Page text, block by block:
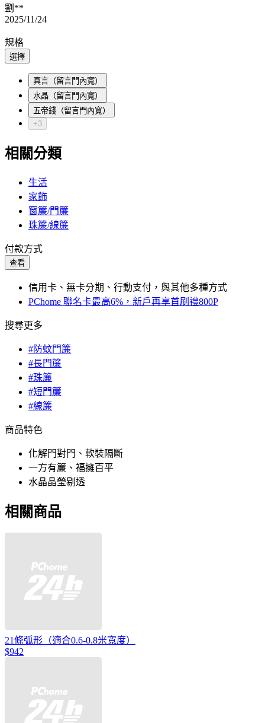
劉**
2025/11/24
規格
選擇
真言（留言門內寬）
水晶（留言門內寬）
五帝錢（留言門內寬）
+3
相關分類
生活
家飾
窗簾/門簾
珠簾/線簾
付款方式
查看
信用卡、無卡分期、行動支付，與其他多種方式
PChome 聯名卡最高6%，新戶再享首刷禮800P
搜尋更多
#防蚊門簾
#長門簾
#珠簾
#短門簾
#線簾
商品特色
化解門對門、軟裝隔斷
一方有簾、福擁百平
水晶晶瑩剔透
相關商品
21條弧形（適合0.6-0.8米寬度）
$942